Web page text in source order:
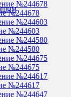
№244678
№244603
№244580
№244675
№244617